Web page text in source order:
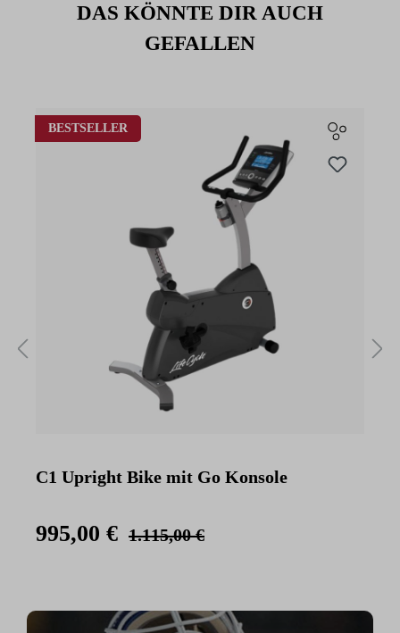
DAS KÖNNTE DIR AUCH
GEFALLEN
Produktgalerie überspringen
BESTSELLER
C1 Upright Bike mit Go Konsole
995,00 € 1.115,00 €